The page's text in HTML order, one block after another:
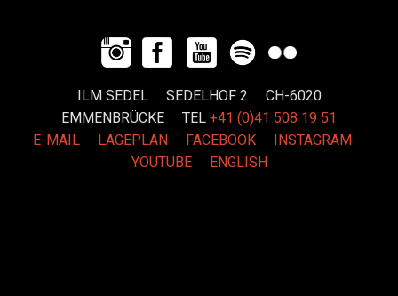
ILM SEDEL SEDELHOF 2 CH-6020
EMMENBRÜCKE TEL+41 (0)41 508 19 51
E-MAIL
LAGEPLAN FACEBOOK
INSTAGRAM
YOUTUBE
ENGLISH